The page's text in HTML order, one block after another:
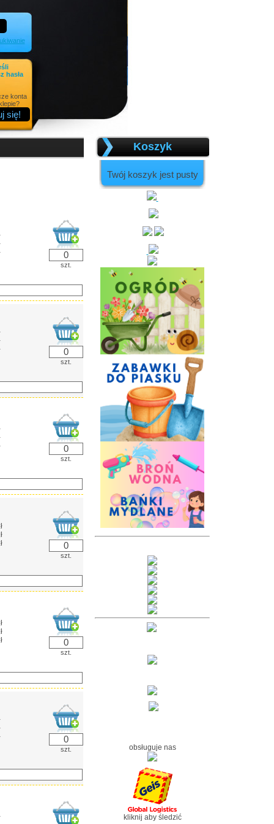
hasła
konta
szt.
szt.
szt.
szt.
szt.
szt.
Koszyk
Twój koszyk jest pusty
obsługuje nas
kliknij aby śledzić